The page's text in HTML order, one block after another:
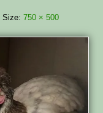
Size: 750 × 500